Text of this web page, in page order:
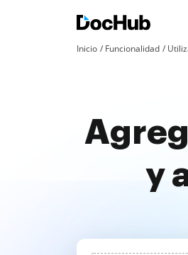
Inicio Funcionalidad
y